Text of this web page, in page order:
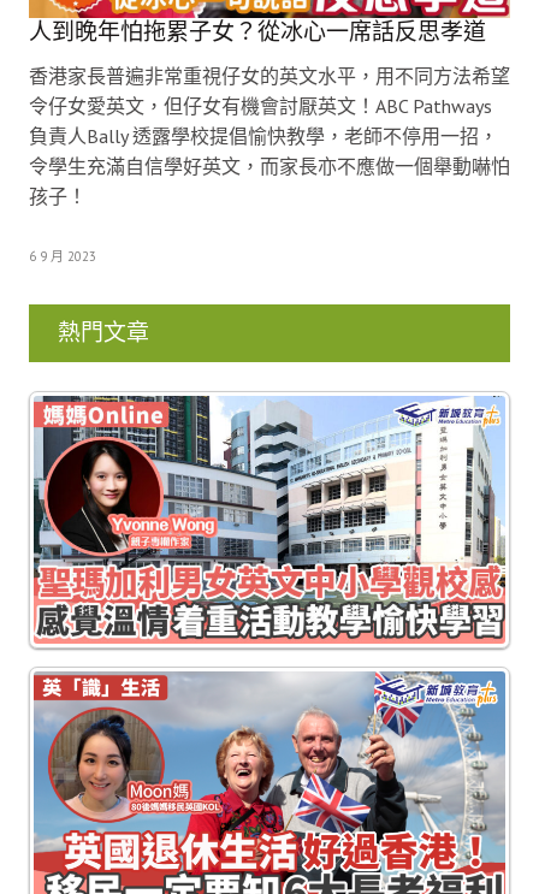
人到晚年怕拖累子女？從冰心一席話反思孝道
香港家長普遍非常重視仔女的英文水平，用不同方法希望
令仔女愛英文，但仔女有機會討厭英文！ABC Pathways
負責人Bally 透露學校提倡愉快教學，老師不停用一招，
令學生充滿自信學好英文，而家長亦不應做一個舉動嚇怕
孩子！
6 9 月 2023
熱門文章